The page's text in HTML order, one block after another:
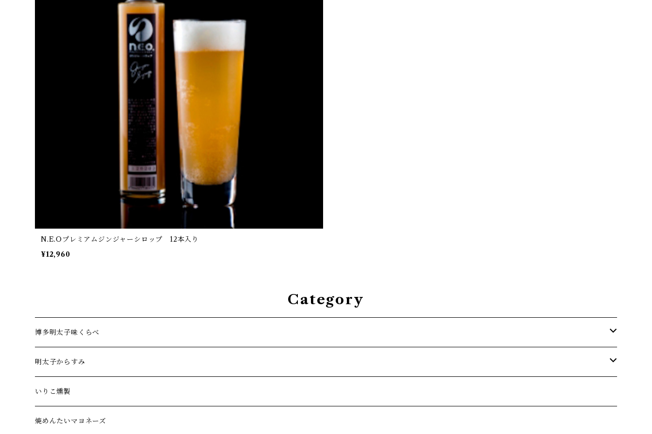
N.E.Oプレミアムジンジャーシロップ 12本入り
¥12,960
Category
博多明太子味くらべ
6社セット
12社セット
18社セット
明太子からすみ
からすみ4種セット
辛子明太子からすみ
いりこ燻製
焼めんたいマヨネーズ